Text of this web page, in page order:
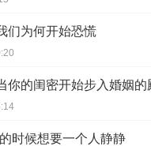
们为何开始恐慌
你的闺密开始步入婚姻的
时候想要一个人静静